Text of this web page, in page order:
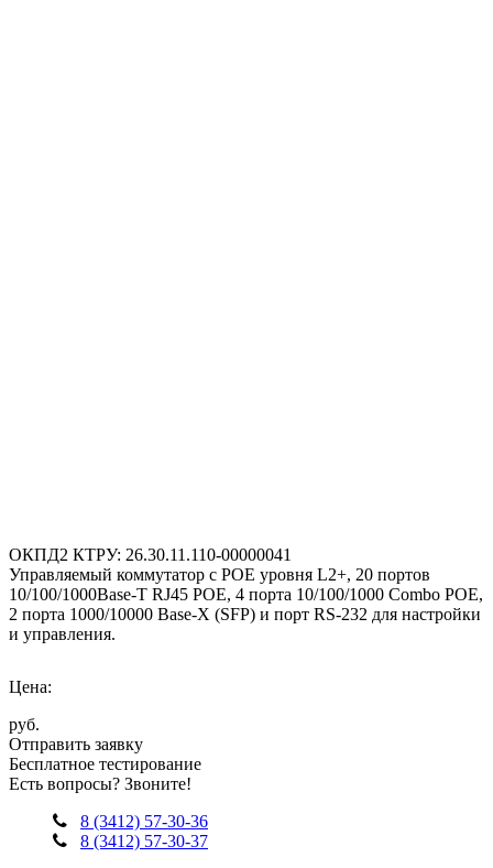
ОКПД2 КТРУ: 26.30.11.110-00000041
Управляемый коммутатор с POE уровня L2+, 20 портов
10/100/1000Base-T RJ45 POE, 4 порта 10/100/1000 Combo POE,
2 порта 1000/10000 Base-X (SFP) и порт RS-232 для настройки
и управления.
Цена:
руб.
Отправить заявку
Бесплатное тестирование
Есть вопросы? Звоните!
8 (3412) 57-30-36
8 (3412) 57-30-37